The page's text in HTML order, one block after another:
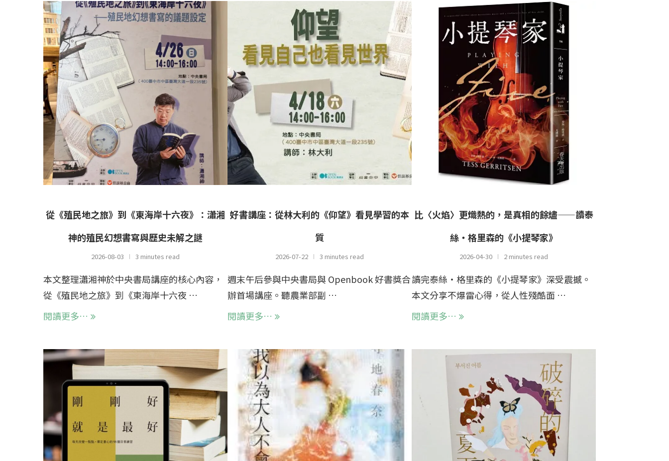
從《殖民地之旅》到《東海岸十六夜》：瀟湘
神的殖民幻想書寫與歷史未解之謎
2026-08-03 3 minutes read
本文整理瀟湘神於中央書局講座的核心內容，
從《殖民地之旅》到《東海岸十六夜 …
閱讀更多…
好書講座：從林大利的《仰望》看見學習的本
質
2026-07-22 3 minutes read
週末午后參與中央書局與 Openbook 好書獎合
辦首場講座。聽農業部副 …
閱讀更多…
比〈火焰〉更熾熱的，是真相的餘燼——讀泰
絲・格里森的《小提琴家》
2026-04-30 2 minutes read
讀完泰絲・格里森的《小提琴家》深受震撼。
本文分享不爆雷心得，從人性殘酷面 …
閱讀更多…